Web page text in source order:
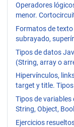
Operadores
menor.
Formatos de
subrayado,
Tipos de datos
(String, array o
Hipervínculos,
target y title.
Tipos de variables
String, Object,
Ejercicios